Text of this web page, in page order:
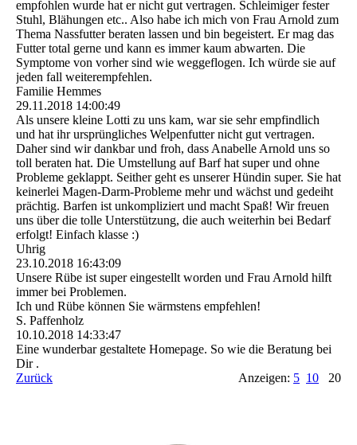
empfohlen wurde hat er nicht gut vertragen. Schleimiger fester
Stuhl, Blähungen etc.. Also habe ich mich von Frau Arnold zum
Thema Nassfutter beraten lassen und bin begeistert. Er mag das
Futter total gerne und kann es immer kaum abwarten. Die
Symptome von vorher sind wie weggeflogen. Ich würde sie auf
jeden fall weiterempfehlen.
Familie Hemmes
29.11.2018 14:00:49
Als unsere kleine Lotti zu uns kam, war sie sehr empfindlich
und hat ihr ursprüngliches Welpenfutter nicht gut vertragen.
Daher sind wir dankbar und froh, dass Anabelle Arnold uns so
toll beraten hat. Die Umstellung auf Barf hat super und ohne
Probleme geklappt. Seither geht es unserer Hündin super. Sie hat
keinerlei Magen-Darm-Probleme mehr und wächst und gedeiht
prächtig. Barfen ist unkompliziert und macht Spaß! Wir freuen
uns über die tolle Unterstützung, die auch weiterhin bei Bedarf
erfolgt! Einfach klasse :)
Uhrig
23.10.2018 16:43:09
Unsere Rübe ist super eingestellt worden und Frau Arnold hilft
immer bei Problemen.
Ich und Rübe können Sie wärmstens empfehlen!
S. Paffenholz
10.10.2018 14:33:47
Eine wunderbar gestaltete Homepage. So wie die Beratung bei
Dir .
Zurück
Anzeigen: 5 10 20